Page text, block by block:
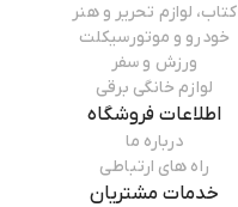
کتاب، لوازم تحریر و هنر
خودرو و موتورسیکلت
ورزش و سفر
لوازم خانگی برقی
اطلاعات فروشگاه
درباره ما
راه های ارتباطی
خدمات مشتریان